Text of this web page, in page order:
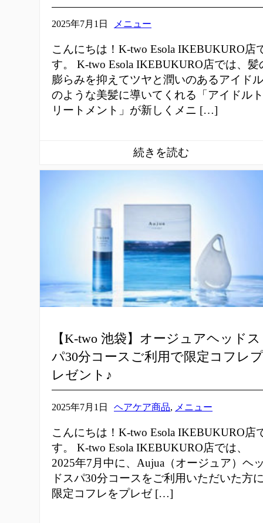
2025年7月1日 メニュー
こんにちは！K-two Esola IKEBUKURO店
す。 K-two Esola IKEBUKURO店では、髪
膨らみを抑えてツヤと潤いのあるアイドル
のような美髪に導いてくれる「アイドルト
リートメント」が新しくメニ […]
【K-two 池袋】オージュアヘッドス
パ30分コースご利用で限定コフレプ
レゼント♪
2025年7月1日 ヘアケア商品, メニュー
こんにちは！K-two Esola IKEBUKURO店
す。 K-two Esola IKEBUKURO店では、
2025年7月中に、Aujua（オージュア）ヘ
ドスパ30分コースをご利用いただいた方
限定コフレをプレゼ […]